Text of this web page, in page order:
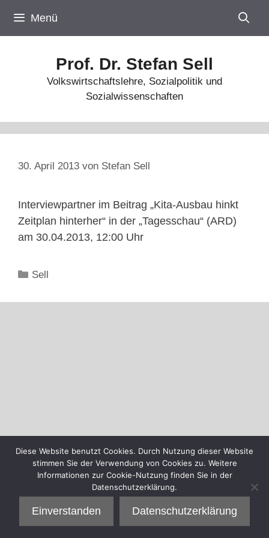
Inhalt
springen
Menü
Prof. Dr. Stefan Sell
Volkswirtschaftslehre, Sozialpolitik und
Sozialwissenschaften
30. April 2013 von Stefan Sell
Interviewpartner im Beitrag „Kita-Ausbau hinkt
Zeitplan hinterher“ in der „Tagesschau“ (ARD)
am 30.04.2013, 12:00 Uhr
Kategorien
Sell
Diese Website benutzt Cookies. Durch Nutzung dieser Website
stimmen Sie der Verwendung von Cookies zu. Weitere
Informationen zur Cookie-Nutzung finden Sie in der
Datenschutzerklärung.
Einverstanden Datenschutzerklärung